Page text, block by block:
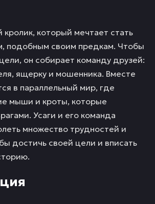
кролик, который мечтает стать
подобным своим предкам. Чтобы
он собирает команду друзей:
ящерку и мошенника. Вместе
в параллельный мир, где
мыши и кроты, которые
Усаги и его команда
множество трудностей и
достичь своей цели и вписать